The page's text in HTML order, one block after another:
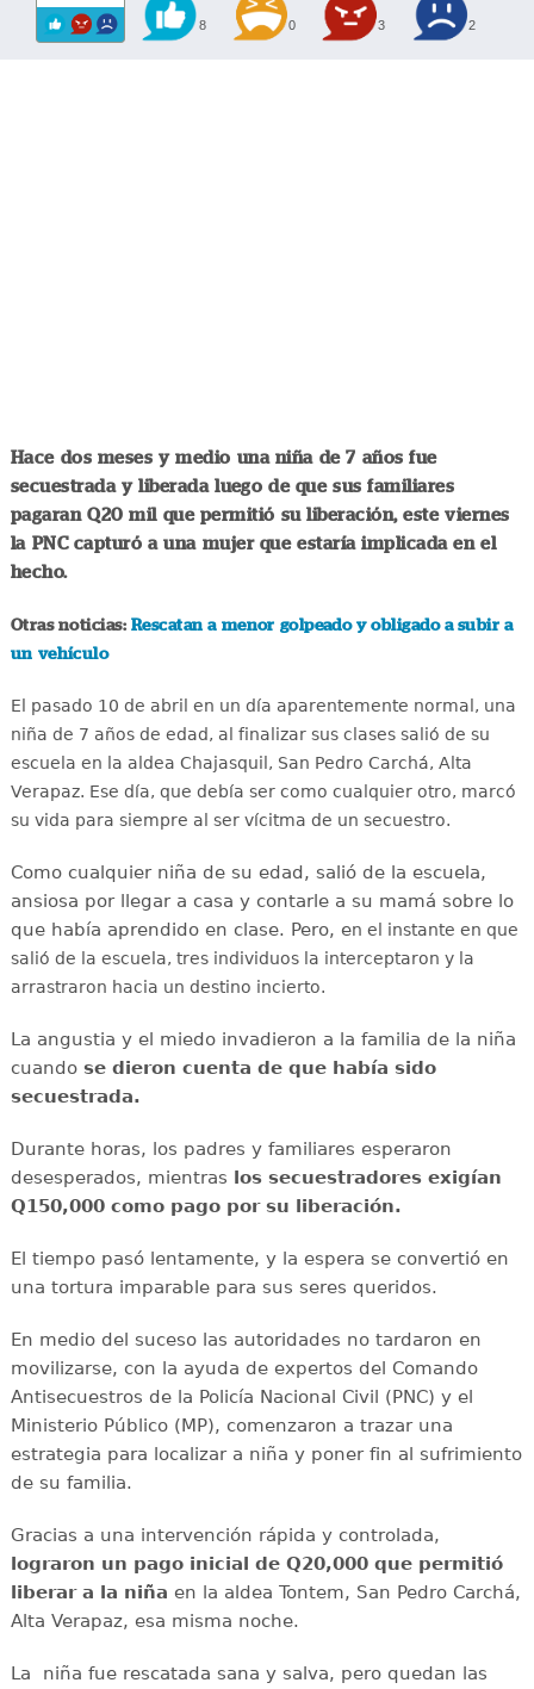
8 0 3 2
Hace dos meses y medio una niña de 7 años fue
secuestrada y liberada luego de que sus familiares
pagaran Q20 mil que permitió su liberación, este viernes
la PNC capturó a una mujer que estaría implicada en el
hecho.
Otras noticias: Rescatan a menor golpeado y obligado a subir a
un vehículo
El pasado 10 de abril en un día aparentemente normal, una
niña de 7 años de edad, al finalizar sus clases salió de su
escuela en la aldea Chajasquil, San Pedro Carchá, Alta
Verapaz. Ese día, que debía ser como cualquier otro, marcó
su vida para siempre al ser vícitma de un secuestro.
Como cualquier niña de su edad, salió de la escuela,
ansiosa por llegar a casa y contarle a su mamá sobre lo
que había aprendido en clase. Pero, en el instante en que
salió de la escuela, tres individuos la interceptaron y la
arrastraron hacia un destino incierto.
La angustia y el miedo invadieron a la familia de la niña
cuando se dieron cuenta de que había sido
secuestrada.
Durante horas, los padres y familiares esperaron
desesperados, mientras los secuestradores exigían
Q150,000 como pago por su liberación.
El tiempo pasó lentamente, y la espera se convertió en
una tortura imparable para sus seres queridos.
En medio del suceso las autoridades no tardaron en
movilizarse, con la ayuda de expertos del Comando
Antisecuestros de la Policía Nacional Civil (PNC) y el
Ministerio Público (MP), comenzaron a trazar una
estrategia para localizar a niña y poner fin al sufrimiento
de su familia.
Gracias a una intervención rápida y controlada,
lograron un pago inicial de Q20,000 que permitió
liberar a la niña en la aldea Tontem, San Pedro Carchá,
Alta Verapaz, esa misma noche.
La niña fue rescatada sana y salva, pero quedan las